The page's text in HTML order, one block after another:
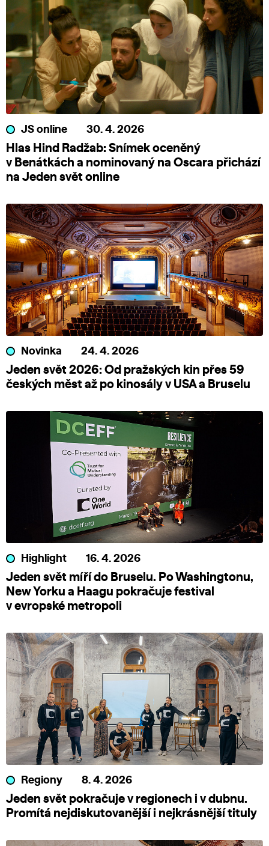
JS online 30. 4. 2026
Hlas Hind Radžab: Snímek oceněný
v Benátkách a nominovaný na Oscara přichází
na Jeden svět online
Novinka 24. 4. 2026
Jeden svět 2026: Od pražských kin přes 59
českých měst až po kinosály v USA a Bruselu
Highlight 16. 4. 2026
Jeden svět míří do Bruselu. Po Washingtonu,
New Yorku a Haagu pokračuje festival
v evropské metropoli
Regiony 8. 4. 2026
Jeden svět pokračuje v regionech i v dubnu.
Promítá nejdiskutovanější i nejkrásnější tituly